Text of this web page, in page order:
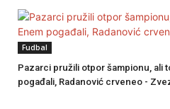
Fudbal
Pazarci pružili otpor šampionu, ali
pogađali, Radanović crveneo -